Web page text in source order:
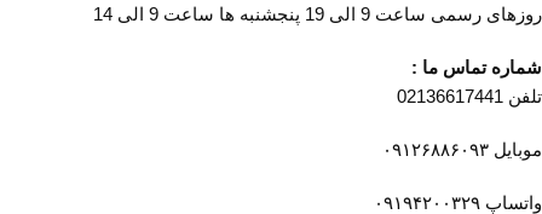
روزهای رسمی ساعت 9 الی 19 پنجشنبه ها ساعت 9 الی 14
شماره تماس ما :
تلفن 02136617441
موبایل ۰۹۱۲۶۸۸۶۰۹۳
واتساپ ۰۹۱۹۴۲۰۰۳۲۹